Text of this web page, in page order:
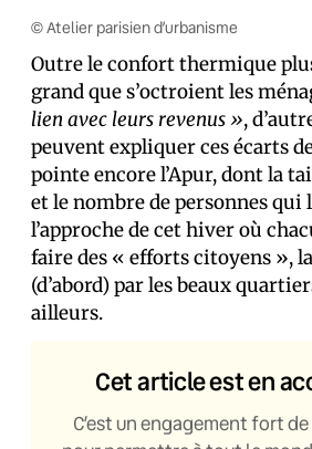
© Atelier parisien d’urbanisme
Outre le confort thermique
grand que s’octroient les
lien avec leurs revenus »,
peuvent expliquer ces écarts
pointe encore l’Apur, dont la
et le nombre de personnes qui
l’approche de cet hiver où
faire des « efforts citoyens »,
(d’abord) par les beaux
ailleurs.
Cet article est en
C’est un engagement fort